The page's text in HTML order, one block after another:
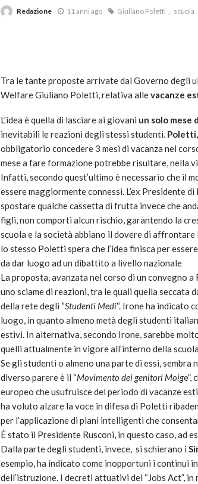
Redazione 11 anni ago Giuliano Poletti scuola
Tra le tante proposte arrivate dal Governo degli
Welfare Giuliano Poletti, relativa allevacanze
L’idea è quella di lasciare ai giovani un solo mese
inevitabili le reazioni degli stessi studenti. Poletti,
obbligatorio concedere 3 mesi di vacanza nel
mese a fare formazione potrebbe risultare, nella
Infatti, secondo quest’ultimo è necessario che il
essere maggiormente connessi. L’ex Presidente
spostare qualche cassetta di frutta invece che
figli, non comporti alcun rischio, garantendo la
scuola e la società abbiano il dovere di
lo stesso Poletti spera che l’idea finisca per
da dar luogo ad un dibattito a livello nazionale
La proposta, avanzata nel corso di un convegno
uno sciame di reazioni, tra le quali quella
della rete degli “Studenti Medi“. Irone ha indicato
luogo, in quanto almeno metà degli studenti
estivi. In alternativa, secondo Irone, sarebbe
quelli attualmente in vigore all’interno della
Se gli studenti o almeno una parte di essi,
diverso parere è il “Movimento dei genitori Moige”,
europeo che usufruisce del periodo di vacanze
ha voluto alzare la voce in difesa di Poletti
per l’applicazione di piani intelligenti che
È stato il Presidente Rusconi, in questo caso, ad
Dalla parte degli studenti, invece, si schierano i
esempio, ha indicato come inopportuni i continui
dell’istruzione. I decreti attuativi del “Jobs Act”,
VARIE
Robot tagliaerba:
scegliere per il tuo
god 1 anno ago